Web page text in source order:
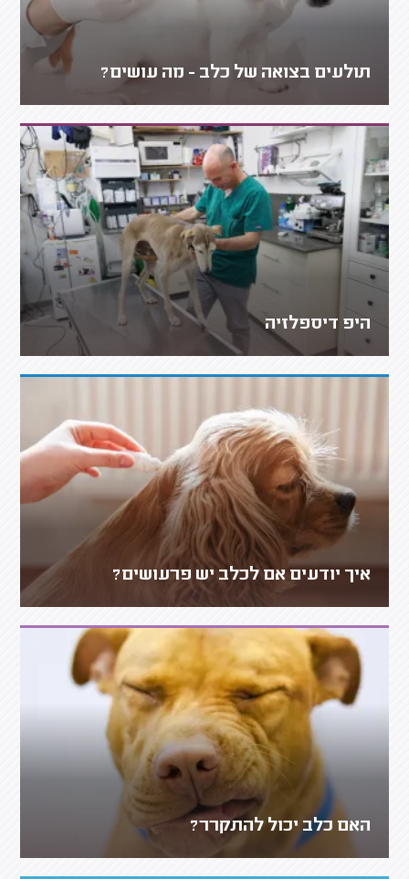
תולעים בצואה של כלב - מה עושים?
היפ דיספלזיה
איך יודעים אם לכלב יש פרעושים?
האם כלב יכול להתקרר?